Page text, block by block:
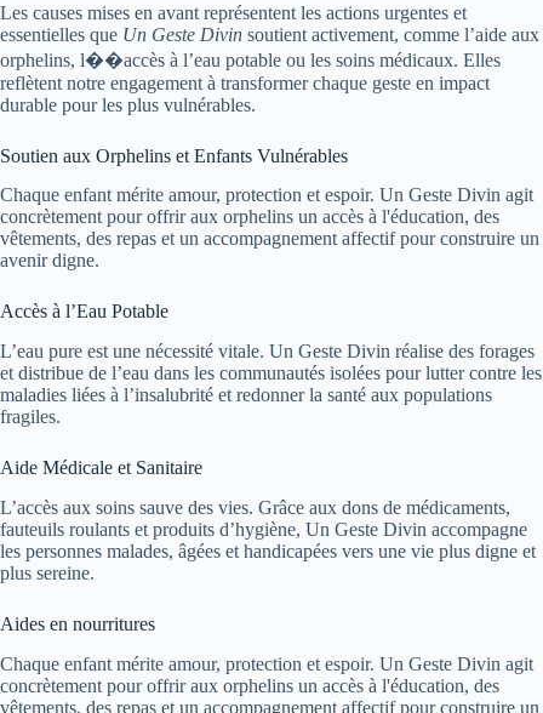
Les causes mises en avant représentent les actions urgentes et
essentielles que Un Geste Divin soutient activement, comme l’aide aux
orphelins, l��accès à l’eau potable ou les soins médicaux. Elles
reflètent notre engagement à transformer chaque geste en impact
durable pour les plus vulnérables.
Soutien aux Orphelins et Enfants Vulnérables
Chaque enfant mérite amour, protection et espoir. Un Geste Divin agit
concrètement pour offrir aux orphelins un accès à l'éducation, des
vêtements, des repas et un accompagnement affectif pour construire un
avenir digne.
Accès à l’Eau Potable
L’eau pure est une nécessité vitale. Un Geste Divin réalise des forages
et distribue de l’eau dans les communautés isolées pour lutter contre les
maladies liées à l’insalubrité et redonner la santé aux populations
fragiles.
Aide Médicale et Sanitaire
L’accès aux soins sauve des vies. Grâce aux dons de médicaments,
fauteuils roulants et produits d’hygiène, Un Geste Divin accompagne
les personnes malades, âgées et handicapées vers une vie plus digne et
plus sereine.
Aides en nourritures
Chaque enfant mérite amour, protection et espoir. Un Geste Divin agit
concrètement pour offrir aux orphelins un accès à l'éducation, des
vêtements, des repas et un accompagnement affectif pour construire un